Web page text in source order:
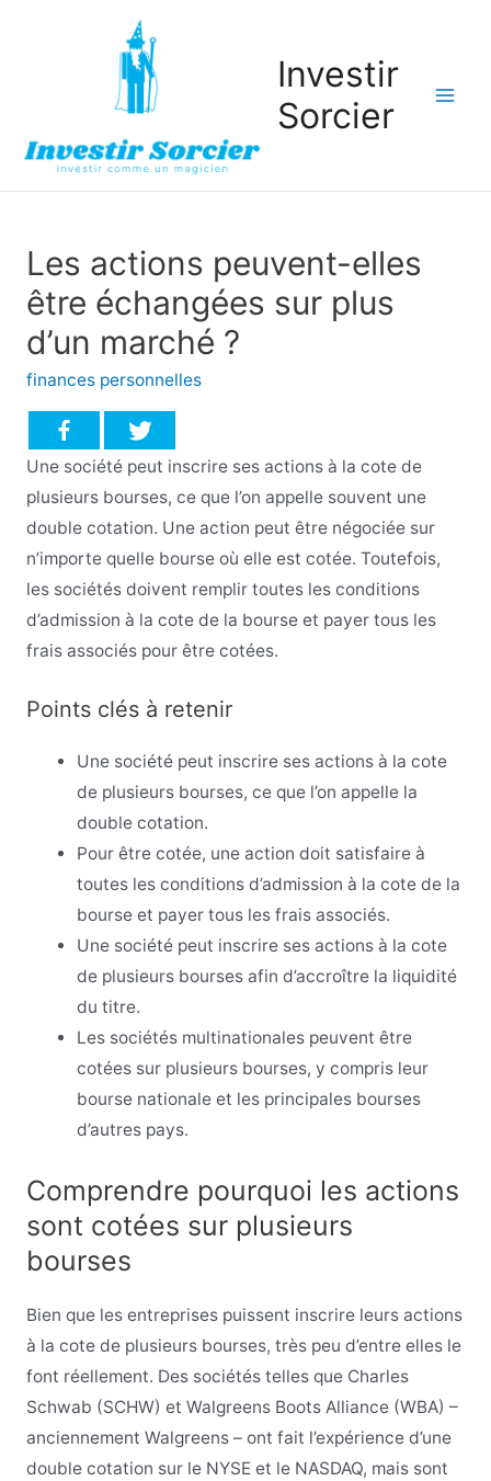
Investir
Sorcier
Les actions peuvent-elles
être échangées sur plus
d’un marché ?
finances personnelles
Une société peut inscrire ses actions à la cote de
plusieurs bourses, ce que l’on appelle souvent une
double cotation. Une action peut être négociée sur
n’importe quelle bourse où elle est cotée. Toutefois,
les sociétés doivent remplir toutes les conditions
d’admission à la cote de la bourse et payer tous les
frais associés pour être cotées.
Points clés à retenir
Une société peut inscrire ses actions à la cote
de plusieurs bourses, ce que l’on appelle la
double cotation.
Pour être cotée, une action doit satisfaire à
toutes les conditions d’admission à la cote de la
bourse et payer tous les frais associés.
Une société peut inscrire ses actions à la cote
de plusieurs bourses afin d’accroître la liquidité
du titre.
Les sociétés multinationales peuvent être
cotées sur plusieurs bourses, y compris leur
bourse nationale et les principales bourses
d’autres pays.
Comprendre pourquoi les actions
sont cotées sur plusieurs
bourses
Bien que les entreprises puissent inscrire leurs actions
à la cote de plusieurs bourses, très peu d’entre elles le
font réellement. Des sociétés telles que Charles
Schwab (SCHW) et Walgreens Boots Alliance (WBA) –
anciennement Walgreens – ont fait l’expérience d’une
double cotation sur le NYSE et le NASDAQ, mais sont